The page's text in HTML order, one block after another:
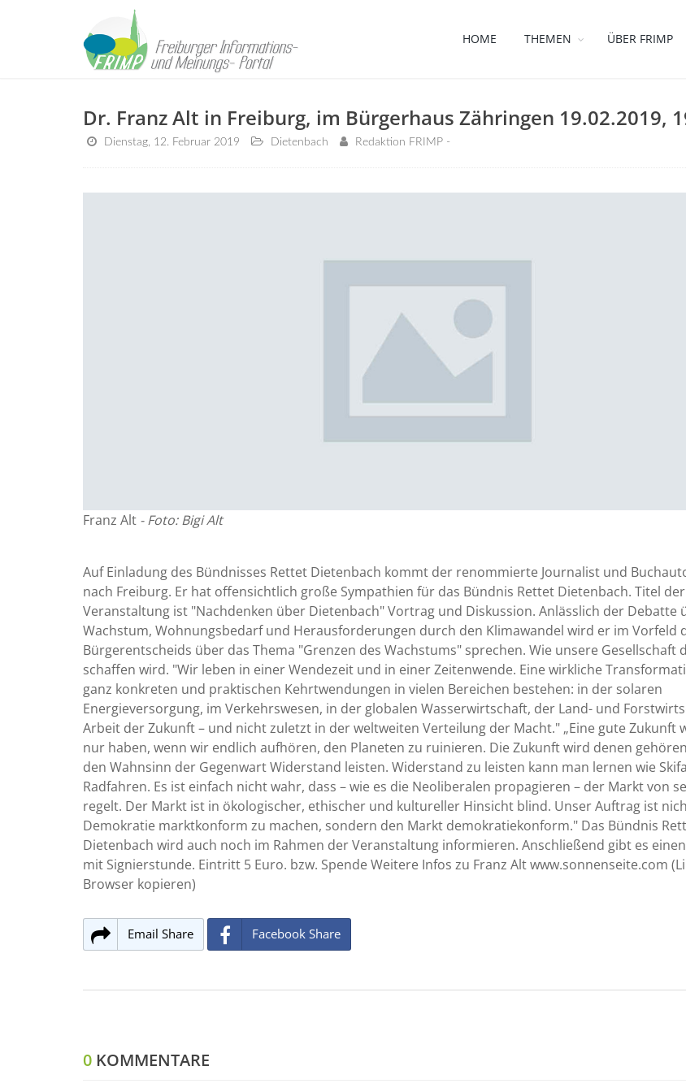
HOME THEMEN ÜBER FRIMP
Dr. Franz Alt in Freiburg, im Bürgerhaus Zähringen 19.02.2019,
Dienstag, 12. Februar 2019 Dietenbach Redaktion FRIMP -
Franz Alt - Foto: Bigi Alt
Auf Einladung des Bündnisses Rettet Dietenbach kommt der renommierte Journalist und
nach Freiburg. Er hat offensichtlich große Sympathien für das Bündnis Rettet Dietenbach. Titel der
Veranstaltung ist "Nachdenken über Dietenbach" Vortrag und Diskussion. Anlässlich der Debatte
Wachstum, Wohnungsbedarf und Herausforderungen durch den Klimawandel wird er im Vorfeld
Bürgerentscheids über das Thema "Grenzen des Wachstums" sprechen. Wie unsere Gesellschaft
schaffen wird. "Wir leben in einer Wendezeit und in einer Zeitenwende. Eine wirkliche
ganz konkreten und praktischen Kehrtwendungen in vielen Bereichen bestehen: in der solaren
Energieversorgung, im Verkehrswesen, in der globalen Wasserwirtschaft, der Land- und
Arbeit der Zukunft – und nicht zuletzt in der weltweiten Verteilung der Macht." „Eine gute Zukunft
nur haben, wenn wir endlich aufhören, den Planeten zu ruinieren. Die Zukunft wird denen
den Wahnsinn der Gegenwart Widerstand leisten. Widerstand zu leisten kann man lernen wie
Radfahren. Es ist einfach nicht wahr, dass – wie es die Neoliberalen propagieren – der Markt von
regelt. Der Markt ist in ökologischer, ethischer und kultureller Hinsicht blind. Unser Auftrag ist
Demokratie marktkonform zu machen, sondern den Markt demokratiekonform." Das Bündnis
Dietenbach wird auch noch im Rahmen der Veranstaltung informieren. Anschließend gibt es
mit Signierstunde. Eintritt 5 Euro. bzw. Spende Weitere Infos zu Franz Alt www.sonnenseite.com
Browser kopieren)
Email Share Facebook Share
0 KOMMENTARE